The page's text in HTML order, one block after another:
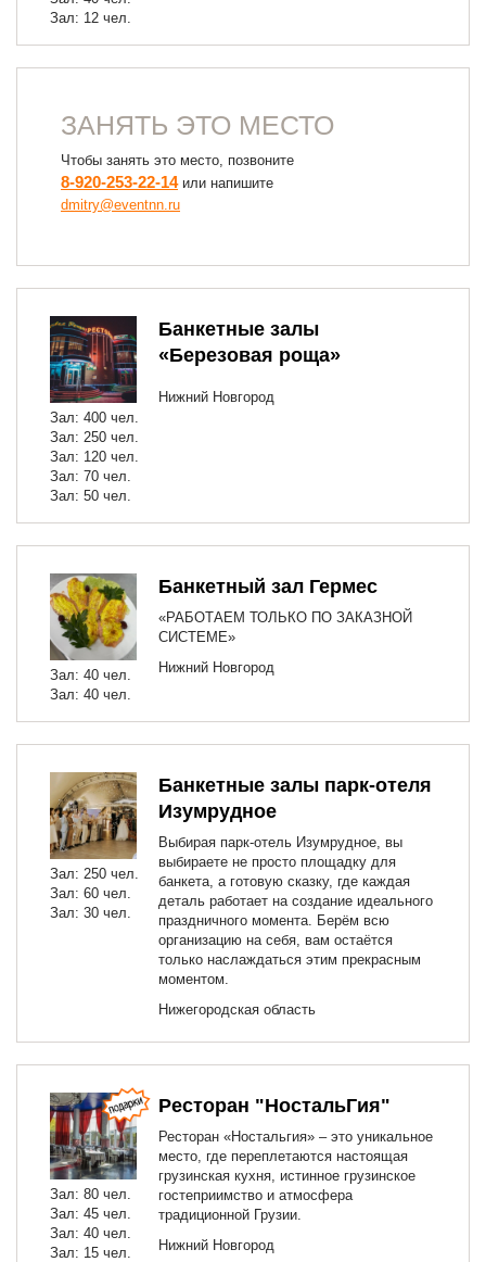
Зал: 12 чел.
ЗАНЯТЬ ЭТО МЕСТО
Чтобы занять это место, позвоните
8-920-253-22-14или напишите
dmitry@eventnn.ru
Зал: 400 чел.
Зал: 250 чел.
Зал: 120 чел.
Зал: 70 чел.
Зал: 50 чел.
Банкетные залы
«Березовая роща»
Нижний Новгород
Зал: 40 чел.
Зал: 40 чел.
Банкетный зал Гермес
«РАБОТАЕМ ТОЛЬКО ПО ЗАКАЗНОЙ
СИСТЕМЕ»
Нижний Новгород
Зал: 250 чел.
Зал: 60 чел.
Зал: 30 чел.
Банкетные залы парк-отеля
Изумрудное
Выбирая парк-отель Изумрудное, вы
выбираете не просто площадку для
банкета, а готовую сказку, где каждая
деталь работает на создание идеального
праздничного момента. Берём всю
организацию на себя, вам остаётся
только наслаждаться этим прекрасным
моментом.
Нижегородская область
Зал: 80 чел.
Зал: 45 чел.
Зал: 40 чел.
Зал: 15 чел.
Ресторан "НостальГия"
Ресторан «Ностальгия» – это уникальное
место, где переплетаются настоящая
грузинская кухня, истинное грузинское
гостеприимство и атмосфера
традиционной Грузии.
Нижний Новгород